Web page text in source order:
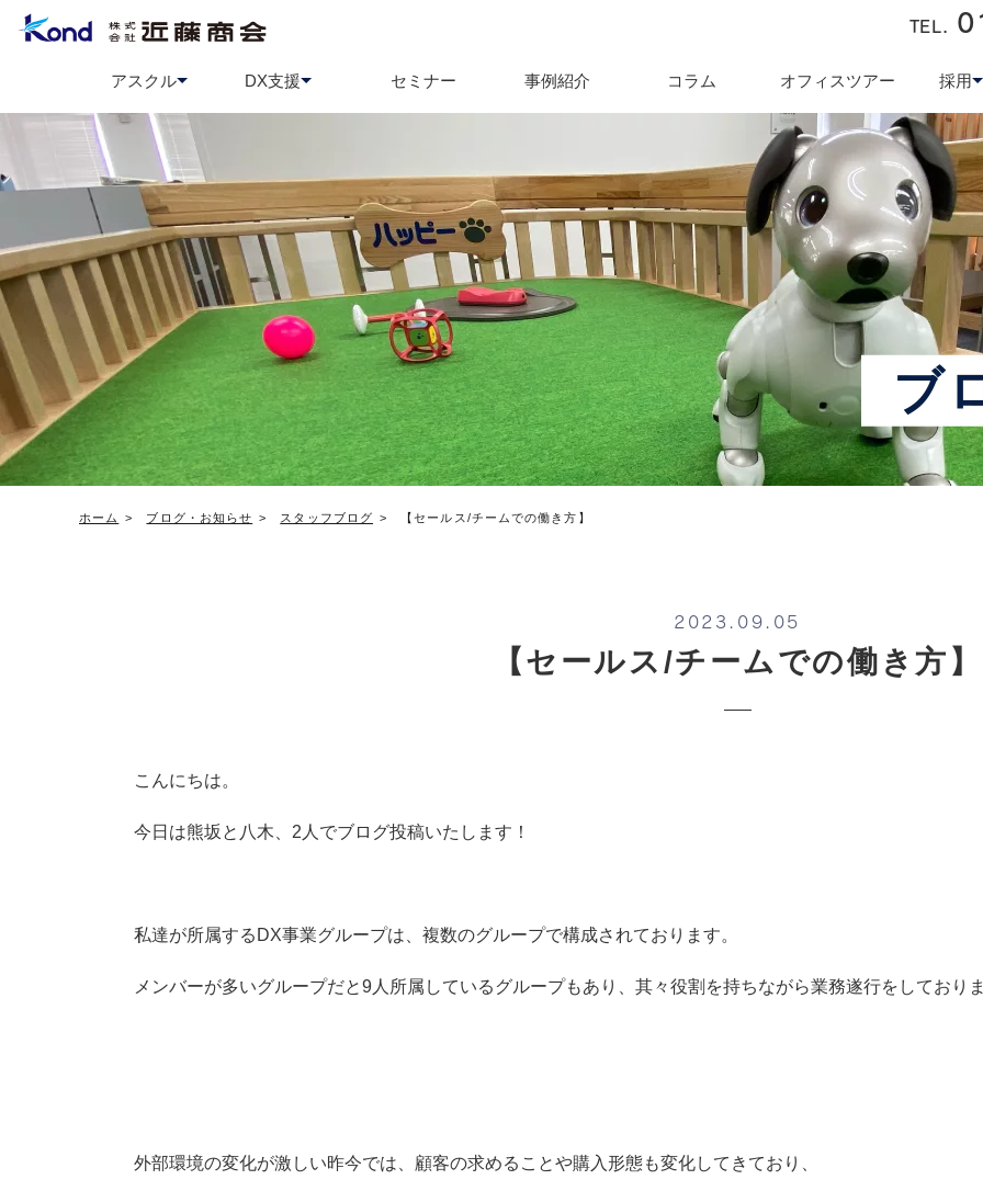
アスクル
アスクル
DX支援
テレワーク導入支援 オフィス
セミナー 事例紹介 コラム オフィスツアー 採用
採用
TEL.
ブ
ホーム ブログ・お知らせ スタッフブログ 【セールス/チームでの働き方】
2023.09.05
【セールス/チームでの働き方】
こんにちは。
今日は熊坂と八木、2人でブログ投稿いたします！
私達が所属するDX事業グループは、複数のグループで構成されております。
メンバーが多いグループだと9人所属しているグループもあり、其々役割を持ちながら業務遂行をしておりま
外部環境の変化が激しい昨今では、顧客の求めることや購入形態も変化してきており、